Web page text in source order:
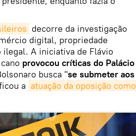
decorre da investigação
digital, propriedade
A iniciativa de Flávio
provocou críticas do Palácio
busca "se submeter aos
a atuação da oposição como